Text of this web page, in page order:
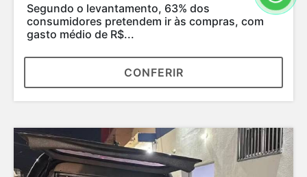
Segundo o levantamento, 63% dos
consumidores pretendem ir às compras, com
gasto médio de R$...
CONFERIR